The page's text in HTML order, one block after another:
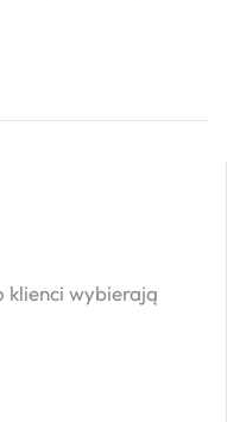
klienci wybierają